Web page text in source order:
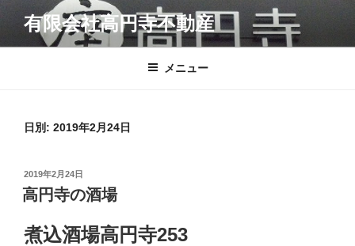
テ
有限会社高円寺不動産
メニュー
日別: 2019年2月24日
投
稿
日:
2019年2月24日
高円寺の酒場
煮込酒場高円寺253